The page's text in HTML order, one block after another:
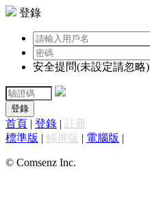
登錄
安全提問(未設定請忽略)
登錄
首頁 | 登錄 | 註冊
標準版 | 觸屏版 | 電腦版 |
© Comsenz Inc.